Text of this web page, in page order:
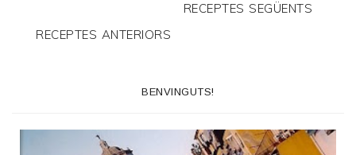
RECEPTES SEGÜENTS
RECEPTES ANTERIORS
BENVINGUTS!